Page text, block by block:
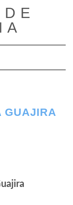
de navegación
GUAJIRA